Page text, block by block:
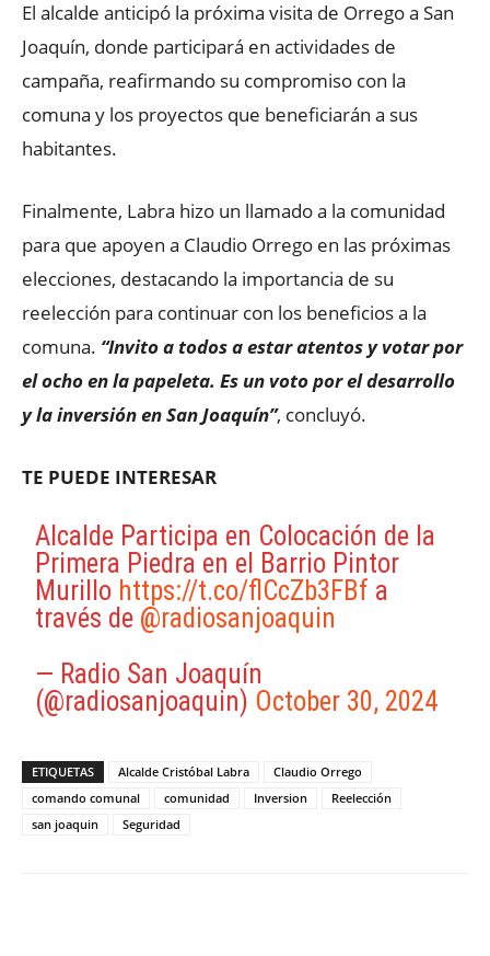
El alcalde anticipó la próxima visita de Orrego a San
Joaquín, donde participará en actividades de
campaña, reafirmando su compromiso con la
comuna y los proyectos que beneficiarán a sus
habitantes.
Finalmente, Labra hizo un llamado a la comunidad
para que apoyen a Claudio Orrego en las próximas
elecciones, destacando la importancia de su
reelección para continuar con los beneficios a la
comuna. “Invito a todos a estar atentos y votar por
el ocho en la papeleta. Es un voto por el desarrollo
y la inversión en San Joaquín”, concluyó.
TE PUEDE INTERESAR
Alcalde Participa en Colocación de la
Primera Piedra en el Barrio Pintor
Murillo https://t.co/flCcZb3FBf a
través de @radiosanjoaquin
— Radio San Joaquín
(@radiosanjoaquin) October 30, 2024
ETIQUETAS Alcalde Cristóbal Labra
Claudio Orrego
comando comunal
comunidad Inversion
Reelección
san joaquin
Seguridad